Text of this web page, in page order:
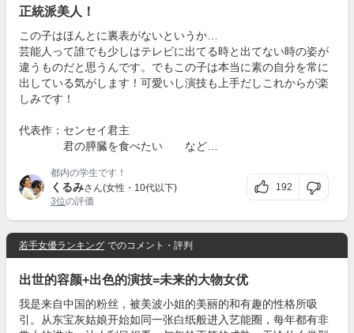
正統派美人！
この子はほんとに裏表がないというか…
芸能人って誰でも少しはテレビに出てる時と出てない時の姿が
違うものだと思うんです。でもこの子は本当に素の自分を常に
出している気がします！可愛いし演技も上手だしこれからが楽
しみです！
代表作：センセイ君主
君の膵臓を食べたい など…
都内の学生です！
くるみさん(女性・10代以下)
3位の評価
192
若手女優ランキング でのコメント・評判
出世的容颜+出色的演技=未来的大物女优
我是来自中国的粉丝，被美波小姐的美丽的和有趣的性格所吸
引。从东宝灰姑娘开始如同一张白纸般进入艺能圈，每年都有非